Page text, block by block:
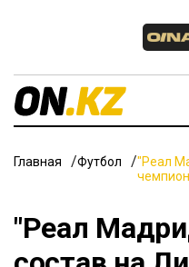
Главная Футбол
"Реал
"Реал